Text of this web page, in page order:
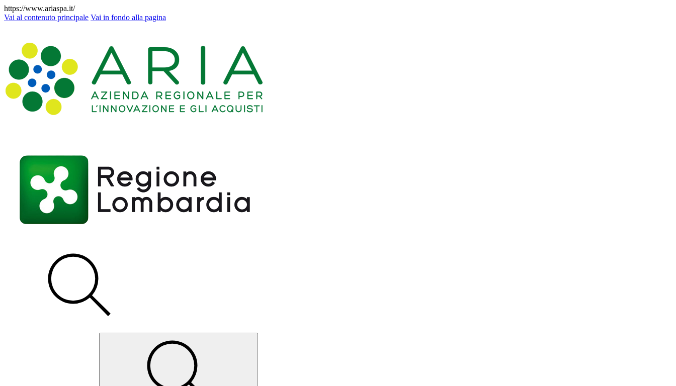
https://www.ariaspa.it/
Vai al contenuto principale Vai in fondo alla pagina